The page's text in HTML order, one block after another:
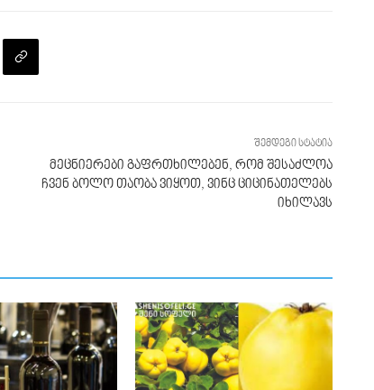
შემდეგი სტატია
მეცნიერები გაფრთხილებენ, რომ შესაძლოა
ჩვენ ბოლო თაობა ვიყოთ, ვინც ციცინათელებს
იხილავს